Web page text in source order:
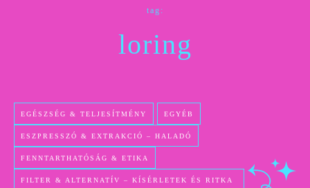
tag:
loring
EGÉSZSÉG & TELJESÍTMÉNY EGYÉB
ESZPRESSZÓ & EXTRAKCIÓ – HALADÓ
FENNTARTHATÓSÁG & ETIKA
FILTER & ALTERNATÍV – KÍSÉRLETEK ÉS RITKA